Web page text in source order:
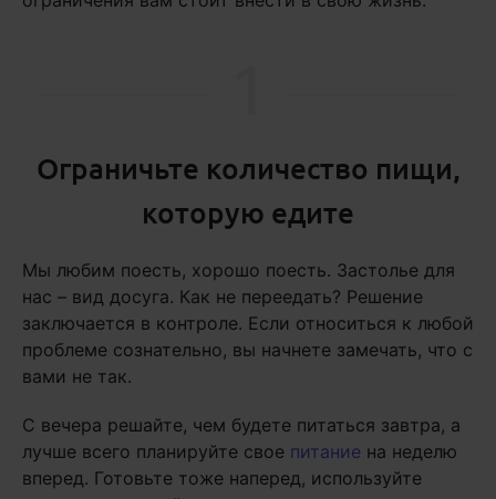
Ограничьте количество пищи,
которую едите
Мы любим поесть, хорошо поесть. Застолье для
нас – вид досуга. Как не переедать? Решение
заключается в контроле. Если относиться к любой
проблеме сознательно, вы начнете замечать, что с
вами не так.
С вечера решайте, чем будете питаться завтра, а
лучше всего планируйте свое питание на неделю
вперед. Готовьте тоже наперед, используйте